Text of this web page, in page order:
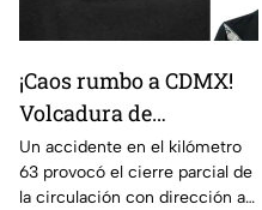
¡Caos rumbo a CDMX!
Volcadura de
camioneta provoca
cierre parcial en la
Un accidente en el kilómetro
63 provocó el cierre parcial de
la circulación con dirección a